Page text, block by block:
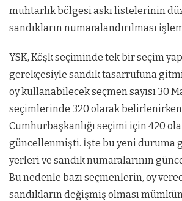
muhtarlık bölgesi askı listelerinin
sandıkların numaralandırılması
YSK, Köşk seçiminde tek bir seçim
gerekçesiyle sandık tasarrufuna
oy kullanabilecek seçmen sayısı 30
seçimlerinde 320 olarak
Cumhurbaşkanlığı seçimi için 420
güncellenmişti. İşte bu yeni duruma
yerleri ve sandık numaralarının
Bu nedenle bazı seçmenlerin, oy
sandıkların değişmiş olması